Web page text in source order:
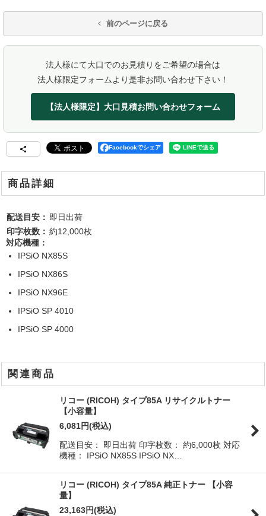
前のページに戻る
法人様にて大口でのお見積りをご希望の場合は
法人様限定フォームより是非お問い合わせ下さい！
【法人様限定】大口見積お問い合わせフォーム
Facebookでシェア
商品詳細
配送目安： 即日出荷
印字枚数： 約12,000枚
対応機種：
IPSiO NX85S
IPSiO NX86S
IPSiO NX96E
IPSiO SP 4010
IPSiO SP 4000
関連商品
リコー (RICOH) タイプ85A リサイクルトナー
【小容量】
6,081円(税込)
配送目安： 即日出荷 印字枚数： 約6,000枚 対応
機種： IPSiO NX85S IPSiO NX…
リコー (RICOH) タイプ85A 純正トナー 【小容
量】
23,163円(税込)